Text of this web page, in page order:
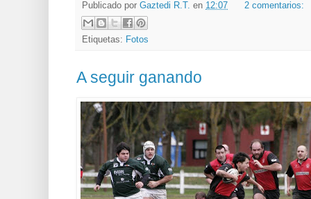
Publicado por Gaztedi R.T. en 12:07 2 comentarios:
Etiquetas: Fotos
A seguir ganando